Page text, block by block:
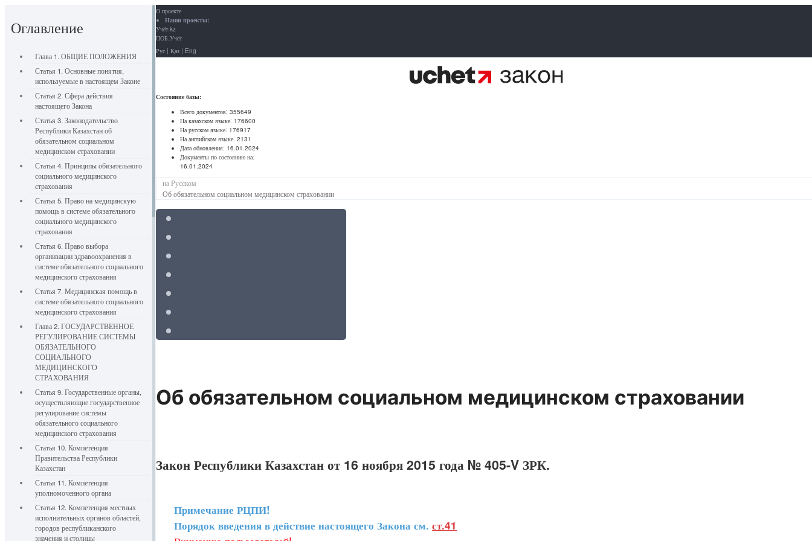
Оглавление
Глава 1. ОБЩИЕ ПОЛОЖЕНИЯ
Статья 1. Основные понятия,
используемые в настоящем Законе
Статья 2. Сфера действия
настоящего Закона
Статья 3. Законодательство
Республики Казахстан об
обязательном социальном
медицинском страховании
Статья 4. Принципы обязательного
социального медицинского
страхования
Статья 5. Право на медицинскую
помощь в системе обязательного
социального медицинского
страхования
Статья 6. Право выбора
организации здравоохранения в
системе обязательного социального
медицинского страхования
Статья 7. Медицинская помощь в
системе обязательного социального
медицинского страхования
Глава 2. ГОСУДАРСТВЕННОЕ
РЕГУЛИРОВАНИЕ СИСТЕМЫ
ОБЯЗАТЕЛЬНОГО
СОЦИАЛЬНОГО
МЕДИЦИНСКОГО
СТРАХОВАНИЯ
Статья 9. Государственные органы,
осуществляющие государственное
регулирование системы
обязательного социального
медицинского страхования
Статья 10. Компетенция
Правительства Республики
Казахстан
Статья 11. Компетенция
уполномоченного органа
Статья 12. Компетенция местных
исполнительных органов областей,
городов республиканского
значения и столицы
О проекте
Наши проекты:
Учёт.kz
ПОБ.Учёт
Рус | Қаз | Eng
Состояние базы:
Всего документов: 355649
На казахском языке: 176600
На русском языке: 176917
На английском языке: 2131
Дата обновления: 16.01.2024
Документы по состоянию на:
16.01.2024
на Русском
Об обязательном социальном медицинском страховании
Об обязательном социальном медицинском страховании
Закон Республики Казахстан от 16 ноября 2015 года № 405-V ЗРК.
Примечание РЦПИ!
Порядок введения в действие настоящего Закона см. ст.41